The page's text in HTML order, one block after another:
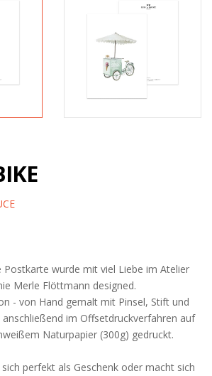
Postkarte wurde mit viel Liebe im Atelier
Merle Flöttmann designed.
- von Hand gemalt mit Pinsel, Stift und
im Offsetdruckverfahren auf
Naturpapier (300g) gedruckt.
perfekt als Geschenk oder macht sich